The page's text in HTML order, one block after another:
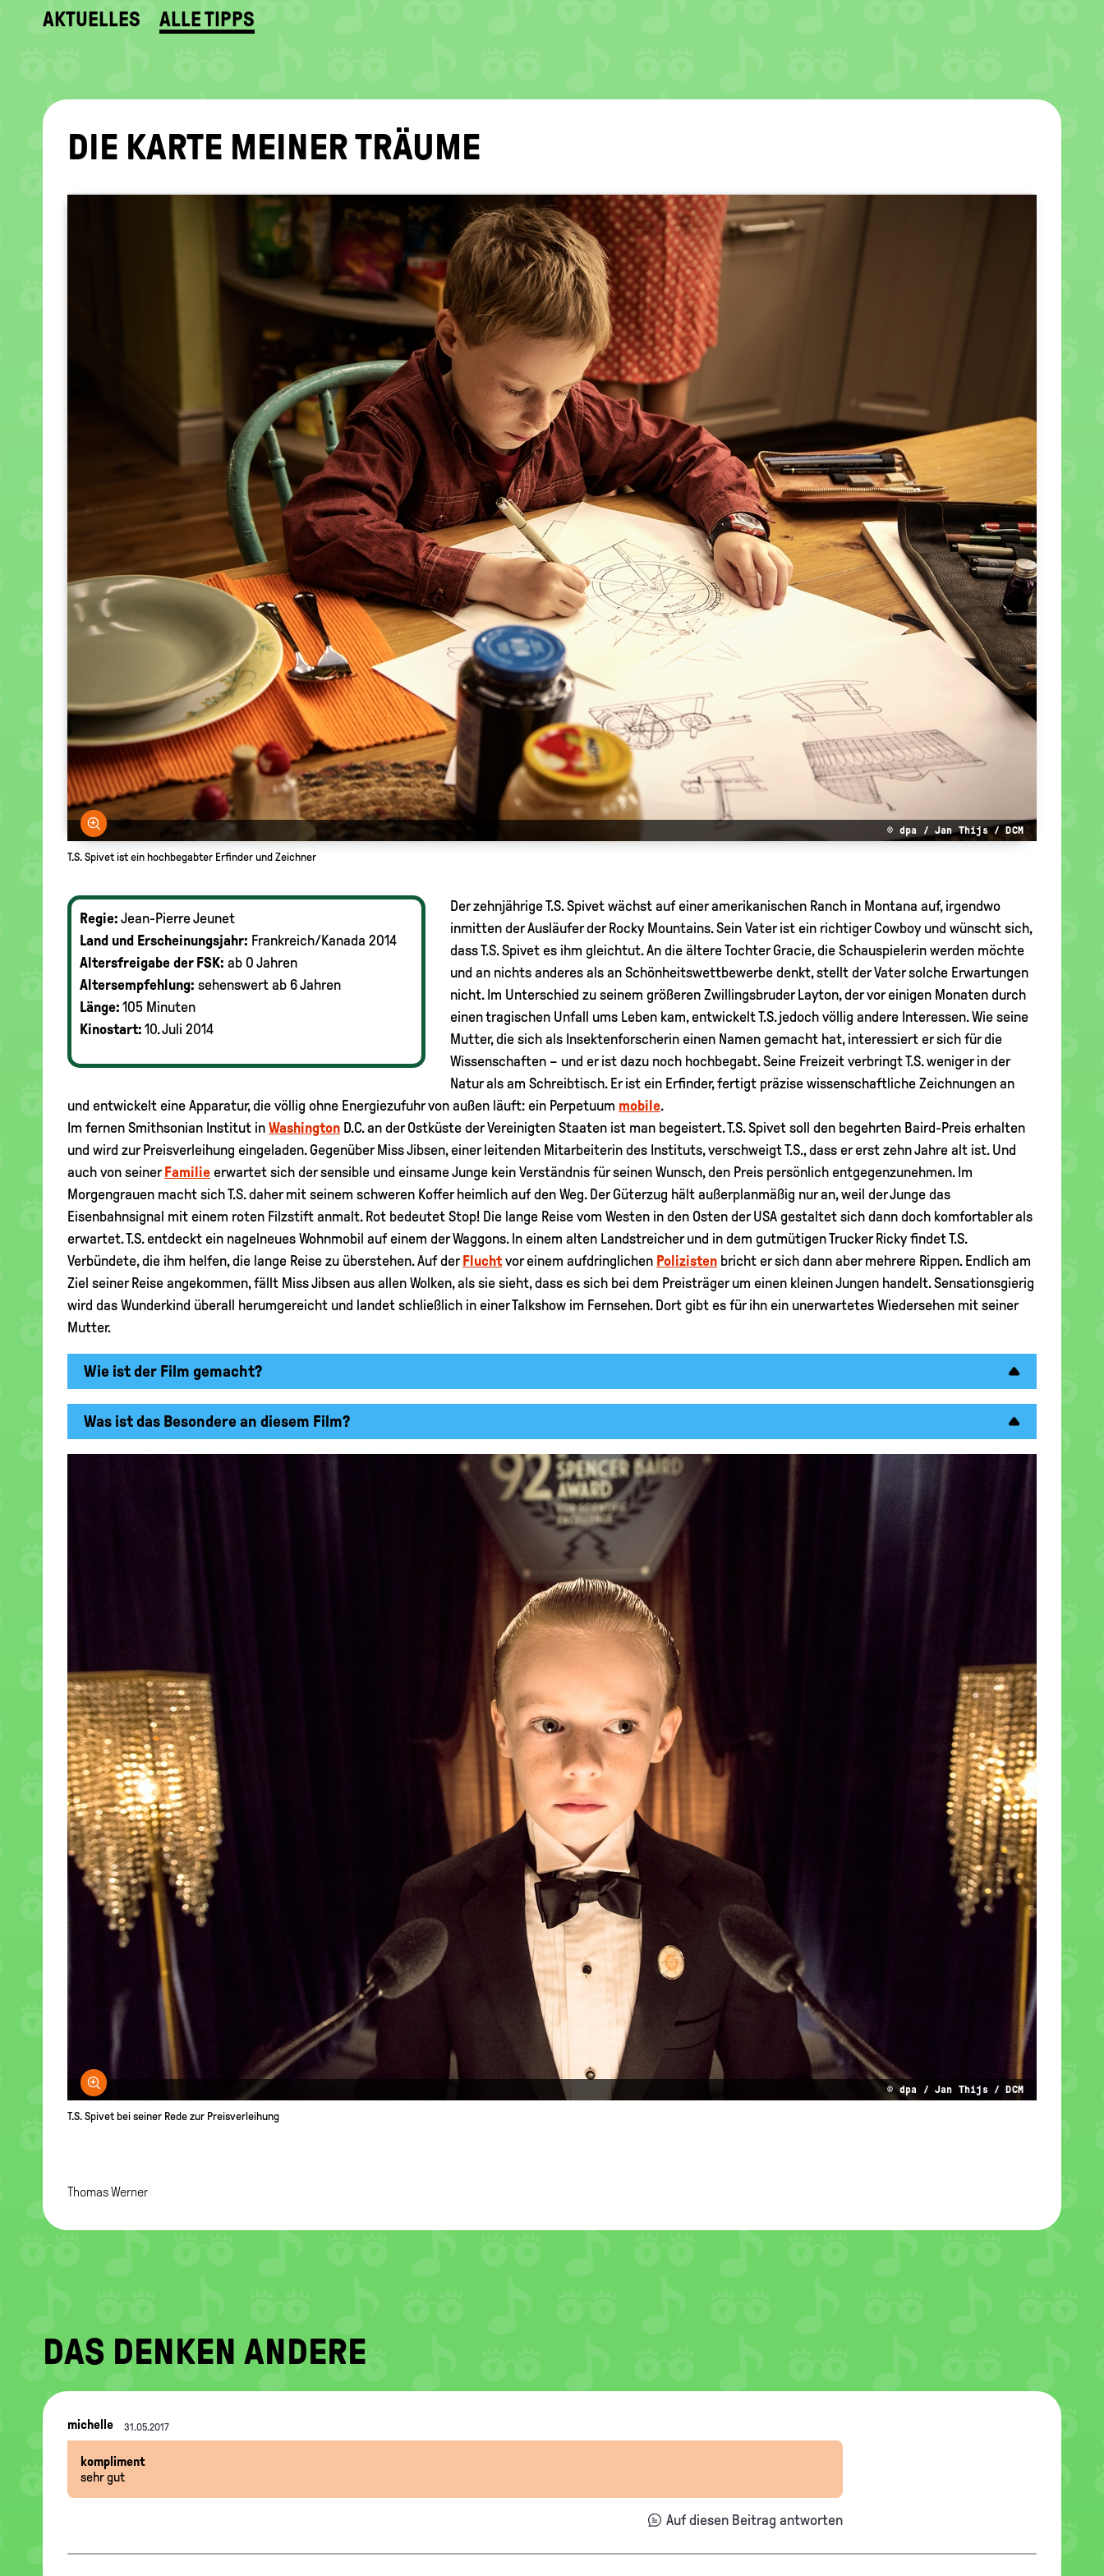
AKTUELLES ALLE TIPPS
DIE KARTE MEI­NER TRÄU­ME
Bild vergrößern
© dpa / Jan Thijs / DCM
T.S. Spivet ist ein hochbegabter Erfinder und Zeichner
Regie: Jean-Pierre Jeunet
Land und Erscheinungsjahr: Frankreich/Kanada 2014
Altersfreigabe der FSK: ab 0 Jahren
Altersempfehlung: sehenswert ab 6 Jahren
Länge: 105 Minuten
Kinostart: 10. Juli 2014
Der zehnjährige T.S. Spivet wächst auf einer amerikanischen Ranch in Montana auf, irgendwo
inmitten der Ausläufer der Rocky Mountains. Sein Vater ist ein richtiger Cowboy und wünscht sich,
dass T.S. Spivet es ihm gleichtut. An die ältere Tochter Gracie, die Schauspielerin werden möchte
und an nichts anderes als an Schönheitswettbewerbe denkt, stellt der Vater solche Erwartungen
nicht. Im Unterschied zu seinem größeren Zwillingsbruder Layton, der vor einigen Monaten durch
einen tragischen Unfall ums Leben kam, entwickelt T.S. jedoch völlig andere Interessen. Wie seine
Mutter, die sich als Insektenforscherin einen Namen gemacht hat, interessiert er sich für die
Wissenschaften – und er ist dazu noch hochbegabt. Seine Freizeit verbringt T.S. weniger in der
Natur als am Schreibtisch. Er ist ein Erfinder, fertigt präzise wissenschaftliche Zeichnungen an
und entwickelt eine Apparatur, die völlig ohne Energiezufuhr von außen läuft: ein Perpetuum mobile.
Im fernen Smithsonian Institut in Washington D.C. an der Ostküste der Vereinigten Staaten ist man begeistert. T.S. Spivet soll den begehrten Baird-Preis erhalten
und wird zur Preisverleihung eingeladen. Gegenüber Miss Jibsen, einer leitenden Mitarbeiterin des Instituts, verschweigt T.S., dass er erst zehn Jahre alt ist. Und
auch von seinerFamilie erwartet sich der sensible und einsame Junge kein Verständnis für seinen Wunsch, den Preis persönlich entgegenzunehmen. Im
Morgengrauen macht sich T.S. daher mit seinem schweren Koffer heimlich auf den Weg. Der Güterzug hält außerplanmäßig nur an, weil der Junge das
Eisenbahnsignal mit einem roten Filzstift anmalt. Rot bedeutet Stop! Die lange Reise vom Westen in den Osten der USA gestaltet sich dann doch komfortabler als
erwartet. T.S. entdeckt ein nagelneues Wohnmobil auf einem der Waggons. In einem alten Landstreicher und in dem gutmütigen Trucker Ricky findet T.S.
Verbündete, die ihm helfen, die lange Reise zu überstehen. Auf derFluchtvor einem aufdringlichen Polizisten bricht er sich dann aber mehrere Rippen. Endlich am
Ziel seiner Reise angekommen, fällt Miss Jibsen aus allen Wolken, als sie sieht, dass es sich bei dem Preisträger um einen kleinen Jungen handelt. Sensationsgierig
wird das Wunderkind überall herumgereicht und landet schließlich in einer Talkshow im Fernsehen. Dort gibt es für ihn ein unerwartetes Wiedersehen mit seiner
Mutter.
Wie ist der Film gemacht?
Was ist das Besondere an diesem Film?
Bild vergrößern
© dpa / Jan Thijs / DCM
T.S. Spivet bei seiner Rede zur Preisverleihung
Thomas Werner
DAS DENKEN ANDERE
Nachrichten-
Thread
michelle 31.05.2017
kompliment
sehr gut
Auf diesen Beitrag antworten